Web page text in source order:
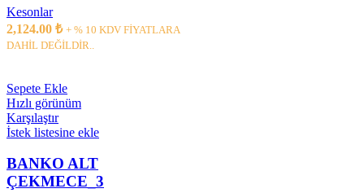
Kesonlar
2,124.00 ₺ + % 10 KDV FİYATLARA
DAHİL DEĞİLDİR..
Sepete Ekle
Hızlı görünüm
Karşılaştır
İstek listesine ekle
BANKO ALT
ÇEKMECE_3